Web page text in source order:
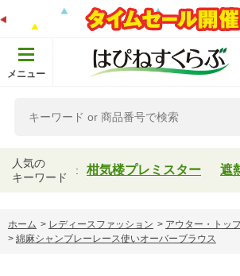
メニュー
人気の
キーワード
柑気楼プレミスター 遮
ホーム > レディースファッション > アウター・トッ
> 綿麻シャンブレーレース使いオーバーブラウス